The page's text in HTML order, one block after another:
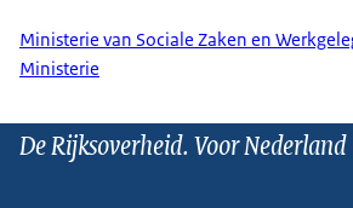
Ministerie van Sociale Zaken en
Ministerie
De Rijksoverheid. Voor Nederland